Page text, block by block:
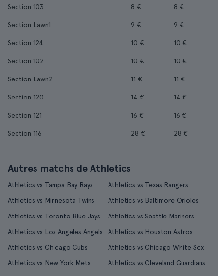
Section 103 8 € 8 €
Section Lawn1 9 € 9 €
Section 124 10 € 10 €
Section 102 10 € 10 €
Section Lawn2 11 € 11 €
Section 120 14 € 14 €
Section 121 16 € 16 €
Section 116 28 € 28 €
Autres matchs de Athletics
Athletics vs Tampa Bay Rays
Athletics vs Texas Rangers
Athletics vs Minnesota Twins
Athletics vs Baltimore Orioles
Athletics vs Toronto Blue Jays
Athletics vs Seattle Mariners
Athletics vs Los Angeles Angels
Athletics vs Houston Astros
Athletics vs Chicago Cubs
Athletics vs Chicago White Sox
Athletics vs New York Mets
Athletics vs Cleveland Guardians